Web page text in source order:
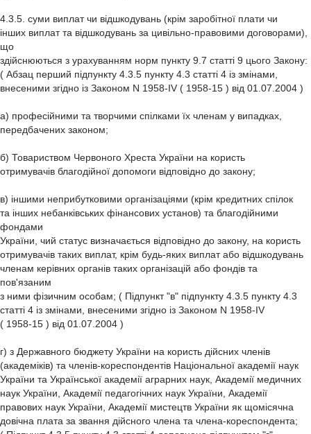
4.3.5. суми виплат чи відшкодувань (крім заробітної плати чи
інших виплат та відшкодувань за цивільно-правовими договорами),
що
здійснюються з урахуванням норм пункту 9.7 статті 9 цього Закону:
( Абзац перший підпункту 4.3.5 пункту 4.3 статті 4 із змінами,
внесеними згідно із Законом N 1958-IV ( 1958-15 ) від 01.07.2004 )
а) професійними та творчими спілками їх членам у випадках,
передбачених законом;
б) Товариством Червоного Хреста України на користь
отримувачів благодійної допомоги відповідно до закону;
в) іншими неприбутковими організаціями (крім кредитних спілок
та інших небанківських фінансових установ) та благодійними
фондами
України, чий статус визначається відповідно до закону, на користь
отримувачів таких виплат, крім будь-яких виплат або відшкодувань
членам керівних органів таких організацій або фондів та
пов'язаним
з ними фізичним особам; ( Підпункт "в" підпункту 4.3.5 пункту 4.3
статті 4 із змінами, внесеними згідно із Законом N 1958-IV
( 1958-15 ) від 01.07.2004 )
г) з Державного бюджету України на користь дійсних членів
(академіків) та членів-кореспондентів Національної академії наук
України та Української академії аграрних наук, Академії медичних
наук України, Академії педагогічних наук України, Академії
правових наук України, Академії мистецтв України як щомісячна
довічна плата за звання дійсного члена та члена-кореспондента;